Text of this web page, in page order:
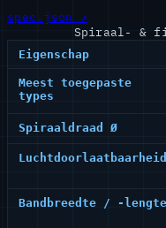
spec.json ↗
Spiraal- &
Eigenschap
Meest toegepaste
types
Spiraaldraad Ø
Luchtdoorlaatbaarheid
Bandbreedte / -lengte